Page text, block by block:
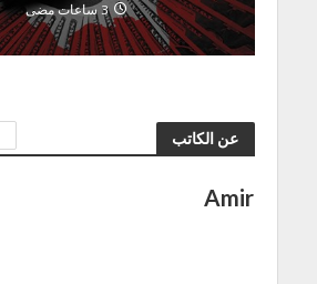
3 ساعات مضى
عن الكاتب
Amir